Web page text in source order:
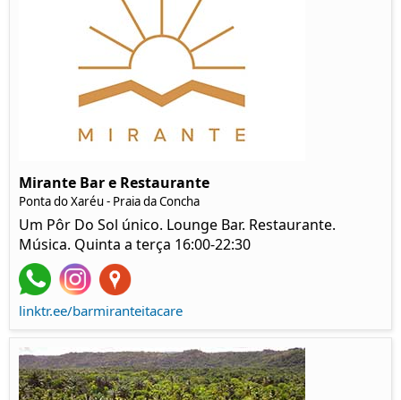
Mirante Bar e Restaurante
Ponta do Xaréu - Praia da Concha
Um Pôr Do Sol único. Lounge Bar. Restaurante.
Música. Quinta a terça 16:00-22:30
linktr.ee/barmiranteitacare